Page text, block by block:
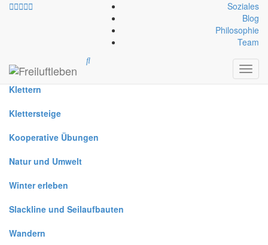
Soziales
Blog
Philosophie
Team
Canyoning
Klettern
Klettersteige
Kooperative Übungen
Natur und Umwelt
Winter erleben
Slackline und Seilaufbauten
Wandern